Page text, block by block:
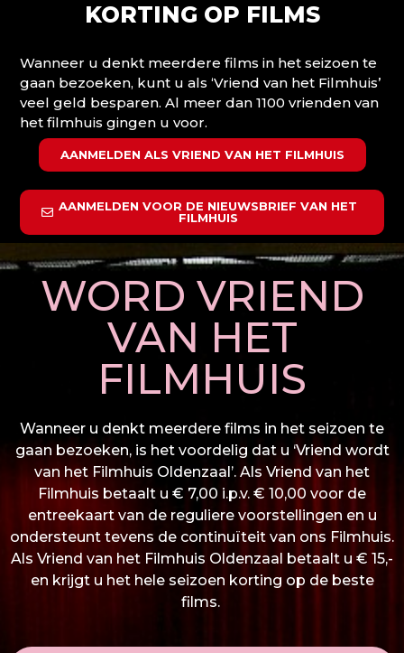
KORTING OP FILMS
Wanneer u denkt meerdere films in het seizoen te
gaan bezoeken, kunt u als ‘Vriend van het Filmhuis’
veel geld besparen. Al meer dan 1100 vrienden van
het filmhuis gingen u voor.
AANMELDEN ALS VRIEND VAN HET FILMHUIS
AANMELDEN VOOR DE NIEUWSBRIEF VAN HET
FILMHUIS
WORD VRIEND
VAN HET
FILMHUIS
Wanneer u denkt meerdere films in het seizoen te
gaan bezoeken, is het voordelig dat u ‘Vriend wordt
van het Filmhuis Oldenzaal’. Als Vriend van het
Filmhuis betaalt u € 7,00 i.p.v. € 10,00 voor de
entreekaart van de reguliere voorstellingen en u
ondersteunt tevens de continuïteit van ons Filmhuis.
Als Vriend van het Filmhuis Oldenzaal betaalt u € 15,-
en krijgt u het hele seizoen korting op de beste
films.